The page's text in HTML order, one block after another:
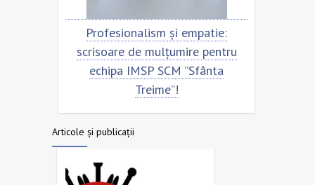
Profesionalism și empatie:
scrisoare de mulțumire pentru
echipa IMSP SCM ”Sfânta
Treime”!
Articole și publicații